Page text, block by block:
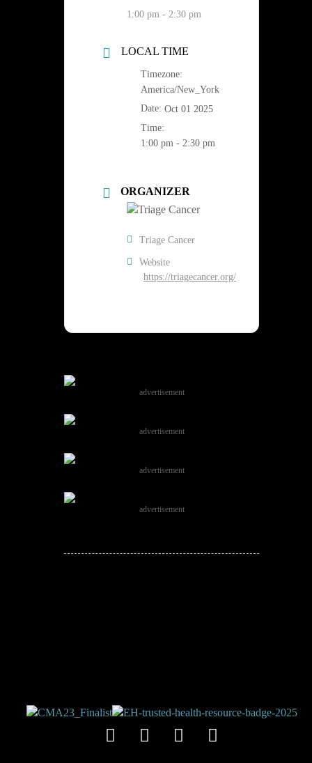
1:00 pm - 2:30 pm
LOCAL TIME
Timezone:
America/New_York
Date: Oct 01 2025
Time:
1:00 pm - 2:30 pm
ORGANIZER
Triage Cancer
Website
https://triagecancer.org/
advertisement
advertisement
advertisement
advertisement